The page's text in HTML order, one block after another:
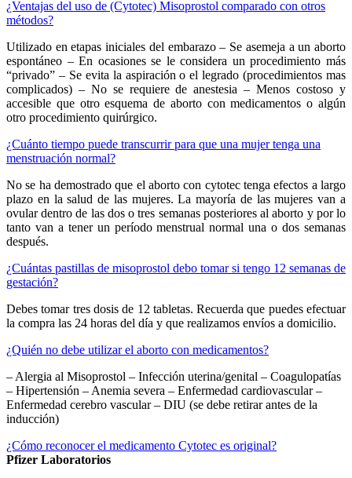
¿Ventajas del uso de (Cytotec) Misoprostol comparado con otros
métodos?
Utilizado en etapas iniciales del embarazo – Se asemeja a un aborto
espontáneo – En ocasiones se le considera un procedimiento más
“privado” – Se evita la aspiración o el legrado (procedimientos mas
complicados) – No se requiere de anestesia – Menos costoso y
accesible que otro esquema de aborto con medicamentos o algún
otro procedimiento quirúrgico.
¿Cuánto tiempo puede transcurrir para que una mujer tenga una
menstruación normal?
No se ha demostrado que el aborto con cytotec tenga efectos a largo
plazo en la salud de las mujeres. La mayoría de las mujeres van a
ovular dentro de las dos o tres semanas posteriores al aborto y por lo
tanto van a tener un período menstrual normal una o dos semanas
después.
¿Cuántas pastillas de misoprostol debo tomar si tengo 12 semanas de
gestación?
Debes tomar tres dosis de 12 tabletas. Recuerda que puedes efectuar
la compra las 24 horas del día y que realizamos envíos a domicilio.
¿Quién no debe utilizar el aborto con medicamentos?
– Alergia al Misoprostol – Infección uterina/genital – Coagulopatías
– Hipertensión – Anemia severa – Enfermedad cardiovascular –
Enfermedad cerebro vascular – DIU (se debe retirar antes de la
inducción)
¿Cómo reconocer el medicamento Cytotec es original?
Pfizer Laboratorios